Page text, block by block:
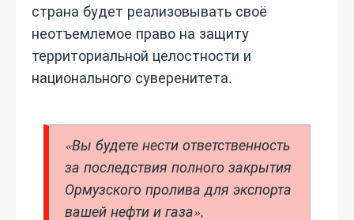
страна будет реализовывать своё
неотъемлемое право на защиту
территориальной целостности и
национального суверенитета.
«Вы будете нести ответственность
за последствия полного закрытия
Ормузского пролива для экспорта
вашей нефти и газа»,